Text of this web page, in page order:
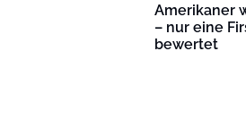
Amerikaner
– nur eine
bewertet